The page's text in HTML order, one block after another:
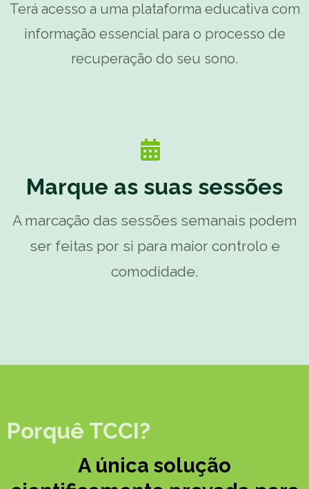
Terá acesso a uma plataforma educativa com
informação essencial para o processo de
recuperação do seu sono.
Marque as suas sessões
A marcação das sessões semanais podem
ser feitas por si para maior controlo e
comodidade.
Porquê TCCI?
A única solução